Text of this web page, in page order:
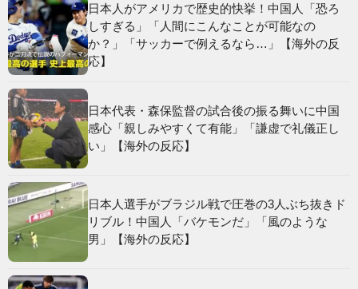
日本人がアメリカで歴史的快挙！中国人「恐ろ
しすぎる」「人間にこんなことが可能なの
か？」「サッカーで例えるなら…」【海外の反
応】
日本代表・森保監督の試合後の振る舞いに中国
感心「親しみやすくて有能」「謙虚で礼儀正し
い」【海外の反応】
日本人選手がブラジル戦で圧巻の3人ぶち抜きド
リブル！中国人「バケモンだ」「風のような
男」【海外の反応】